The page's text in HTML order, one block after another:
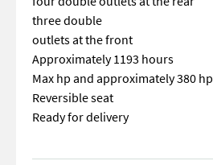
three double
outlets at the front
Approximately 1193 hours
Max hp and approximately 380 hp
Reversible seat
Ready for delivery
== Mer informasjon (NO) ==